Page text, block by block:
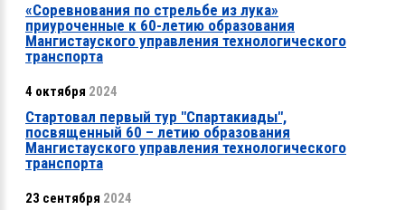
«Соревнования по стрельбе из лука»
приуроченные к 60-летию образования
Мангистауского управления технологического
транспорта
4 октября 2024
Стартовал первый тур "Спартакиады",
посвященный 60 – летию образования
Мангистауского управления технологического
транспорта
23 сентября 2024